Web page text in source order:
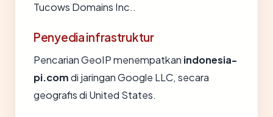
Tucows Domains Inc..
Penyedia infrastruktur
Pencarian GeoIP menempatkan indonesia-
pi.comdi jaringan Google LLC, secara
geografis di United States.